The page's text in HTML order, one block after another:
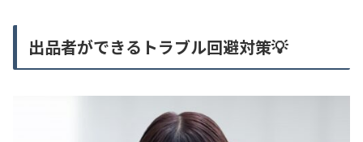
出品者ができるトラブル回避対策💡